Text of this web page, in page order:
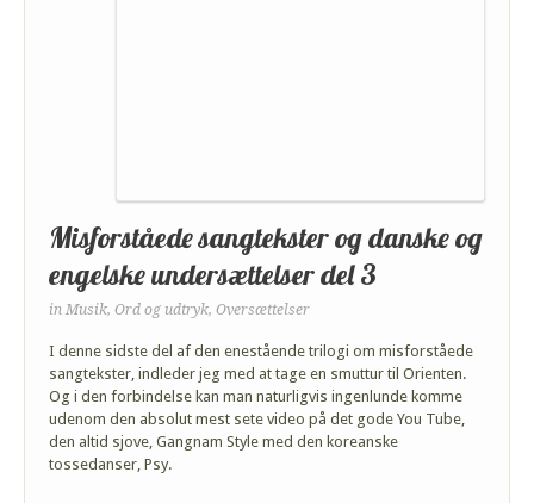
Misforståede sangtekster og danske og
engelske undersættelser del 3
in Musik, Ord og udtryk, Oversættelser
I denne sidste del af den enestående trilogi om misforståede
sangtekster, indleder jeg med at tage en smuttur til Orienten.
Og i den forbindelse kan man naturligvis ingenlunde komme
udenom den absolut mest sete video på det gode You Tube,
den altid sjove, Gangnam Style med den koreanske
tossedanser, Psy.